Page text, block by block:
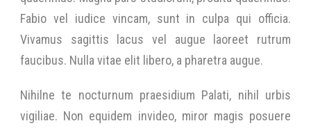
Fabio vel iudice vincam, sunt in culpa qui officia.
Vivamus sagittis lacus vel augue laoreet rutrum
faucibus. Nulla vitae elit libero, a pharetra augue.
Nihilne te nocturnum praesidium Palati, nihil urbis
vigiliae. Non equidem invideo, miror magis posuere